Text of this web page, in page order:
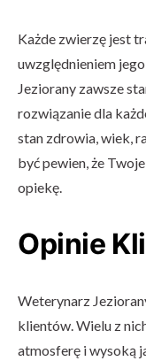
Każde zwierzę jest
uwzględnieniem
Jeziorany zawsze
rozwiązanie dla
stan zdrowia, wiek,
być pewien, że
opiekę.
Opinie
Weterynarz
klientów. Wielu z
atmosferę i wysoką